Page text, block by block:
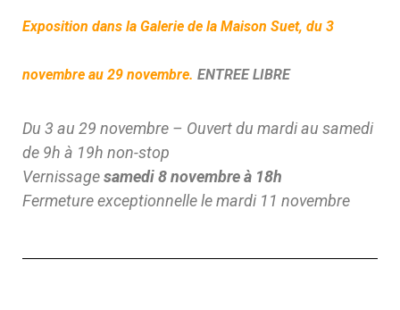
Exposition dans la Galerie de la Maison Suet, du 3
novembre au 29 novembre. ENTREE LIBRE
Du 3 au 29 novembre – Ouvert du mardi au samedi
de 9h à 19h non-stop
Vernissagesamedi 8 novembre à 18h
Fermeture exceptionnelle le mardi 11 novembre